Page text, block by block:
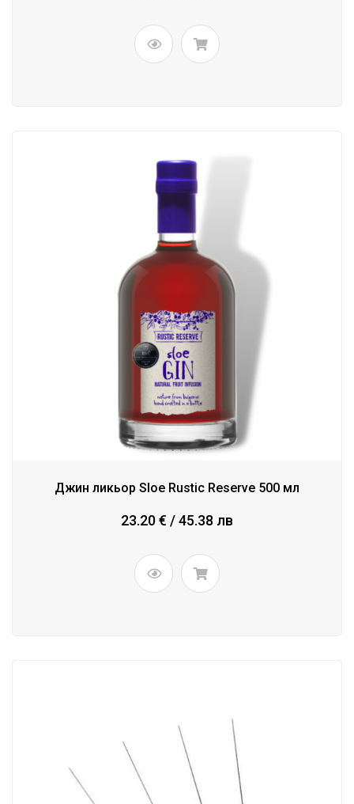
Джин ликьор Sloe Rustic Reserve 500 мл
23.20 € / 45.38 лв